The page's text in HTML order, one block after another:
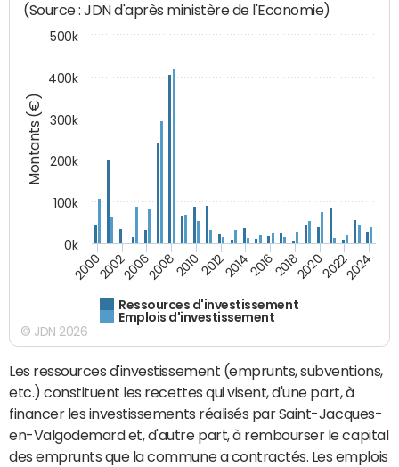
Montants (€)
(Source : JDN d'après ministère de l'Economie)
Ressources d'investissement
Emplois d'investissement
200020022006200820102012201420162018202020222024
0k
100k
200k
300k
400k
500k
© JDN 2026
Les ressources d'investissement (emprunts, subventions,
etc.) constituent les recettes qui visent, d'une part, à
financer les investissements réalisés par Saint-Jacques-
en-Valgodemard et, d'autre part, à rembourser le capital
des emprunts que la commune a contractés. Les emplois